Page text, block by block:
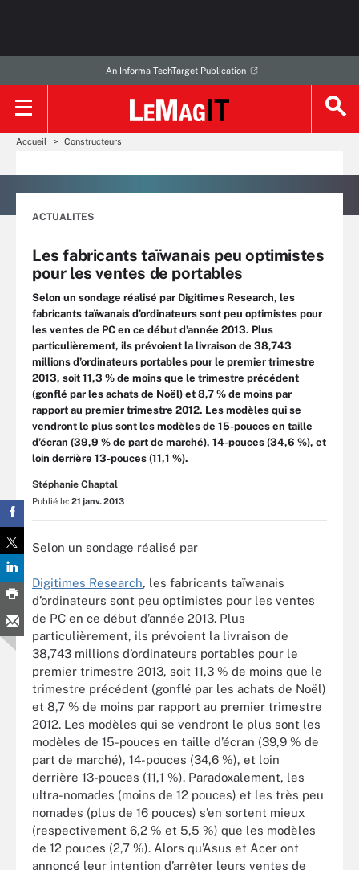
An Informa TechTarget Publication
Accueil Constructeurs
ACTUALITES
Les fabricants taïwanais peu optimistes
pour les ventes de portables
Selon un sondage réalisé par Digitimes Research, les
fabricants taïwanais d’ordinateurs sont peu optimistes pour
les ventes de PC en ce début d’année 2013. Plus
particulièrement, ils prévoient la livraison de 38,743
millions d’ordinateurs portables pour le premier trimestre
2013, soit 11,3 % de moins que le trimestre précédent
(gonflé par les achats de Noël) et 8,7 % de moins par
rapport au premier trimestre 2012. Les modèles qui se
vendront le plus sont les modèles de 15-pouces en taille
d’écran (39,9 % de part de marché), 14-pouces (34,6 %), et
loin derrière 13-pouces (11,1 %).
Stéphanie Chaptal
Publié le: 21 janv. 2013
Selon un sondage réalisé par
Digitimes Research, les fabricants taïwanais
d’ordinateurs sont peu optimistes pour les ventes
de PC en ce début d’année 2013. Plus
particulièrement, ils prévoient la livraison de
38,743 millions d’ordinateurs portables pour le
premier trimestre 2013, soit 11,3 % de moins que le
trimestre précédent (gonflé par les achats de Noël)
et 8,7 % de moins par rapport au premier trimestre
2012. Les modèles qui se vendront le plus sont les
modèles de 15-pouces en taille d’écran (39,9 % de
part de marché), 14-pouces (34,6 %), et loin
derrière 13-pouces (11,1 %). Paradoxalement, les
ultra-nomades (moins de 12 pouces) et les très peu
nomades (plus de 16 pouces) s’en sortent mieux
(respectivement 6,2 % et 5,5 %) que les modèles
de 12 pouces (2,7 %). Alors qu’Asus et Acer ont
annoncé leur intention d’arrêter leurs ventes de